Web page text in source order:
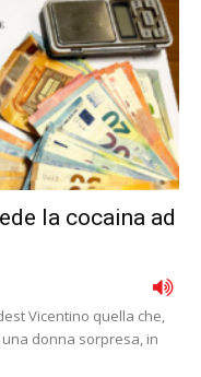
la cocaina ad
Vicentino quella che,
donna sorpresa, in